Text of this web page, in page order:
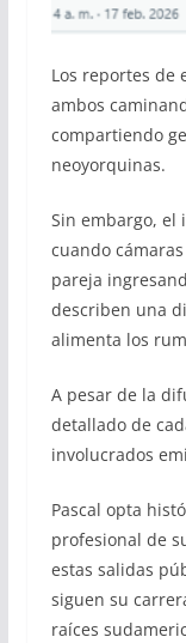
Los reportes de
ambos
compartiendo
neoyorquinas.
Sin embargo, el
cuando
pareja
describen una
alimenta los
A pesar de la
detallado de
involucrados
Pascal opta
profesional de
estas salidas
siguen su
raíces